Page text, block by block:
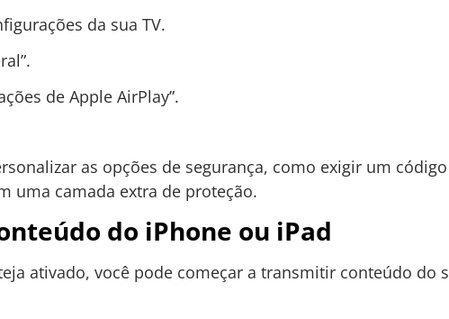
da sua TV.
de Apple AirPlay”.
as opções de segurança, como exigir um
uma camada extra de proteção.
do iPhone ou iPad
ativado, você pode começar a transmitir conteúdo do